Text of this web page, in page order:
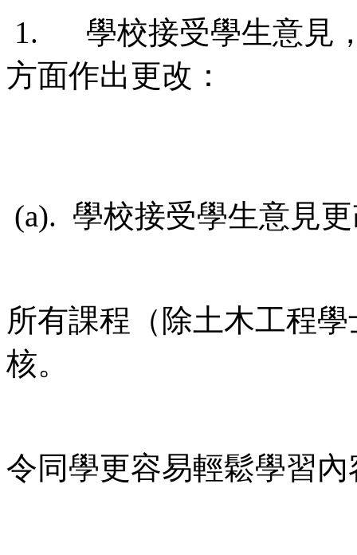
1. 學校接受學生意見
方面作出更改：
(a). 學校接受學生意見
所有課程（除土木工程
核。
令同學更容易輕鬆學習